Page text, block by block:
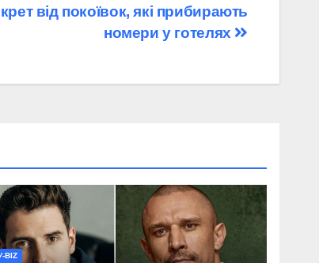
від покоївок, які прибирають
номери у готелях
BIZ